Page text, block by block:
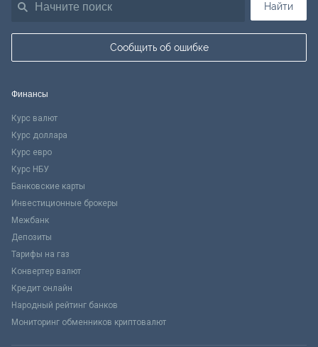
Найти
Сообщить об ошибке
Финансы
Курс валют
Курс доллара
Курс евро
Курс НБУ
Банковские карты
Инвестиционные брокеры
Межбанк
Депозиты
Тарифы на газ
Конвертер валют
Кредит онлайн
Народный рейтинг банков
Мониторинг обменников криптовалют